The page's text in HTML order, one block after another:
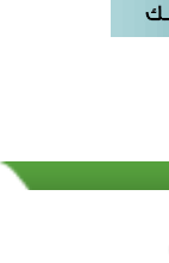
وموردوفيا هذا العام
في أزناكاييف